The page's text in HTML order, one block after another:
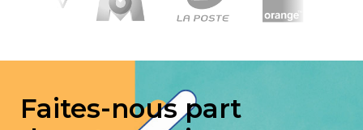
Faites-nous part